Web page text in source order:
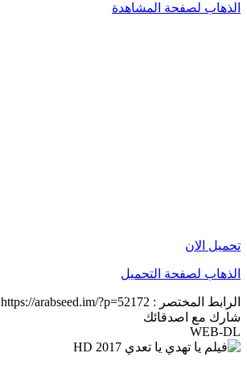
الذهاب لصفحة المشاهدة
تحميل الان
الذهاب لصفحة التحميل
الرابط المختصر : https://arabseed.im/?p=52172
شارك مع اصدقائك
WEB-DL